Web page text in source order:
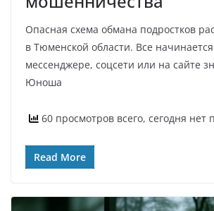
Опасная схема обмана подростков
в Тюменской области. Все
мессенджере, соцсети или на сайте
Юноша
60 просмотров всего, сегодня нет
Read More